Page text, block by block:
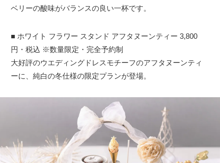
ベリーの酸味がバランスの良い一杯です。
■ ホワイト フラワー スタンド アフタヌーンティー 3,800
円・税込 ※数量限定・完全予約制
大好評のウエディングドレスモチーフのアフタヌーンティ
ーに、純白の冬仕様の限定プランが登場。